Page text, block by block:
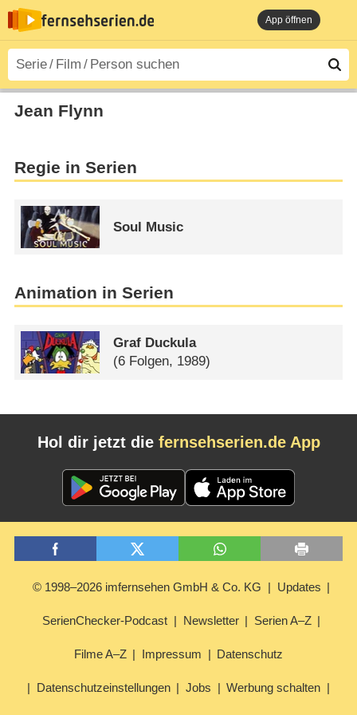
App öffnen
Jean Flynn
Regie in Serien
Soul Music
Animation in Serien
Graf Duckula
(6 Folgen, 1989)
Hol dir jetzt die fernsehserien.de App
© 1998–2026 imfernsehen GmbH & Co. KG Updates
SerienChecker-Podcast Newsletter Serien A–Z
Filme A–Z Impressum Datenschutz
Datenschutzeinstellungen Jobs Werbung schalten